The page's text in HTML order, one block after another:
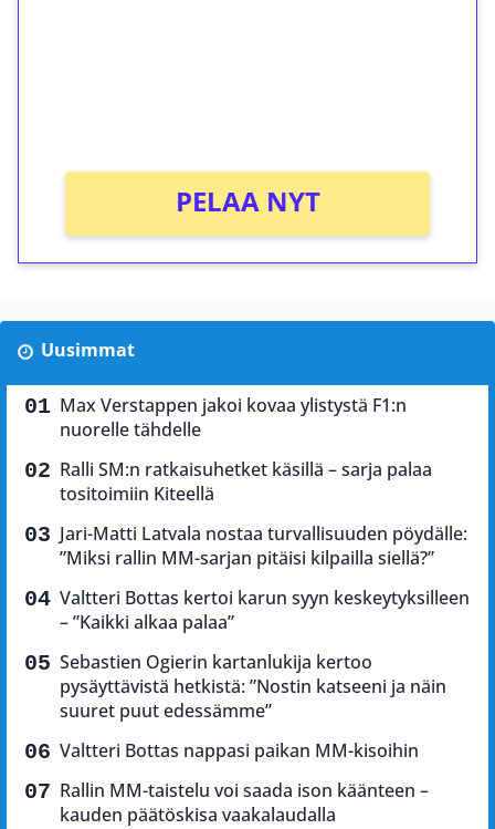
PELAA NYT
Uusimmat
Max Verstappen jakoi kovaa ylistystä F1:n
nuorelle tähdelle
Ralli SM:n ratkaisuhetket käsillä – sarja palaa
tositoimiin Kiteellä
Jari-Matti Latvala nostaa turvallisuuden pöydälle:
”Miksi rallin MM-sarjan pitäisi kilpailla siellä?”
Valtteri Bottas kertoi karun syyn keskeytyksilleen
– ”Kaikki alkaa palaa”
Sebastien Ogierin kartanlukija kertoo
pysäyttävistä hetkistä: ”Nostin katseeni ja näin
suuret puut edessämme”
Valtteri Bottas nappasi paikan MM-kisoihin
Rallin MM-taistelu voi saada ison käänteen –
kauden päätöskisa vaakalaudalla